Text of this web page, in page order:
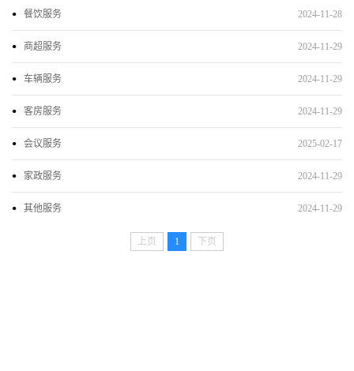
餐饮服务 2024-11-28
商超服务 2024-11-29
车辆服务 2024-11-29
客房服务 2024-11-29
会议服务 2025-02-17
家政服务 2024-11-29
其他服务 2024-11-29
上页 1 下页